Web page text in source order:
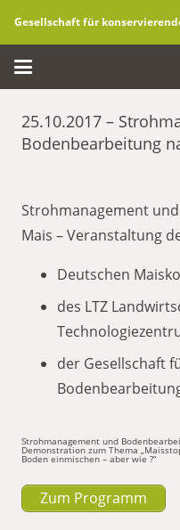
Gesellschaft für
25.10.2017 –
Bodenbearbeitung
Strohmanagement
Mais – Veranstaltung
Deutschen
des LTZ
der Gesellschaft
Strohmanagement und
Demonstration zum Thema
Boden einmischen – aber wie ?“
Zum Programm